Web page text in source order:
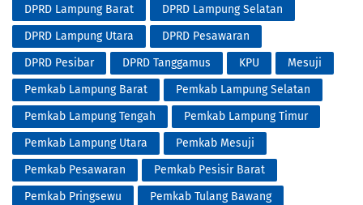
DPRD Lampung Barat
DPRD Lampung Selatan
DPRD Lampung Utara
DPRD Pesawaran
DPRD Pesibar
DPRD Tanggamus KPU
Mesuji
Pemkab Lampung Barat
Pemkab Lampung Selatan
Pemkab Lampung Tengah
Pemkab Lampung Timur
Pemkab Lampung Utara
Pemkab Mesuji
Pemkab Pesawaran
Pemkab Pesisir Barat
Pemkab Pringsewu
Pemkab Tulang Bawang